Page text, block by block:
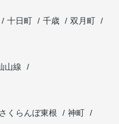
十日町 千歳
双月町
山線
さくらんぼ東根
神町